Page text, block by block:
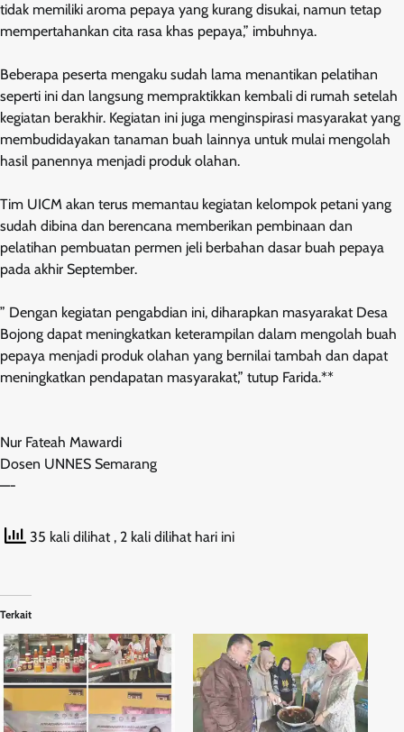
tidak memiliki aroma pepaya yang kurang disukai, namun tetap
mempertahankan cita rasa khas pepaya,” imbuhnya.
Beberapa peserta mengaku sudah lama menantikan pelatihan
seperti ini dan langsung mempraktikkan kembali di rumah setelah
kegiatan berakhir. Kegiatan ini juga menginspirasi masyarakat yang
membudidayakan tanaman buah lainnya untuk mulai mengolah
hasil panennya menjadi produk olahan.
Tim UICM akan terus memantau kegiatan kelompok petani yang
sudah dibina dan berencana memberikan pembinaan dan
pelatihan pembuatan permen jeli berbahan dasar buah pepaya
pada akhir September.
” Dengan kegiatan pengabdian ini, diharapkan masyarakat Desa
Bojong dapat meningkatkan keterampilan dalam mengolah buah
pepaya menjadi produk olahan yang bernilai tambah dan dapat
meningkatkan pendapatan masyarakat,” tutup Farida.**
Nur Fateah Mawardi
Dosen UNNES Semarang
—-
35 kali dilihat , 2 kali dilihat hari ini
Terkait